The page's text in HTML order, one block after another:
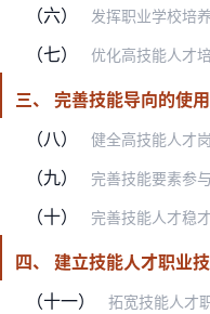
（六） 发挥职业学校培养高技能人才的基础性作用。优化职业教育
（七） 优化高技能人才培养资源和服务供给。实施国家乡村振兴重
三、 完善技能导向的使
（八）
健全高技能人才岗位使用机制。企业可设立技能津贴、班组
（九） 完善技能要素参与分配制度。引导企业建立健全基于岗位
（十） 完善技能人才稳才留才引才机制。鼓励和引导企业关心关爱
四、 建立技能人才职业
（十一）
拓宽技能人才职业发展通道。建立健全技能人才职业